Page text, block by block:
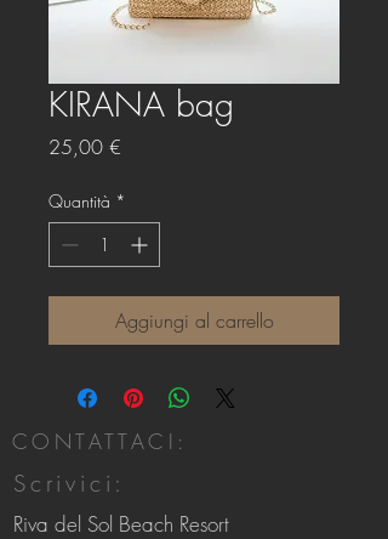
KIRANA bag
25,00 €
Quantità *
Aggiungi al carrello
CONTATTACI:
Scrivici:
Riva del Sol Beach Resort